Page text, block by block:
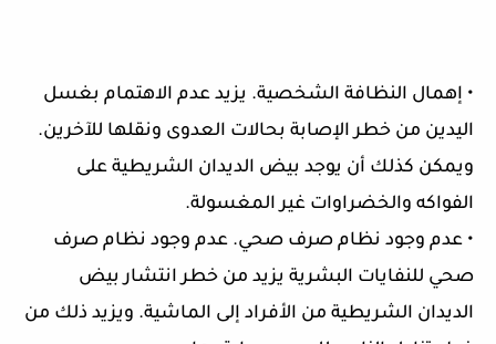
• إهمال النظافة الشخصية. يزيد عدم الاهتمام بغسل
اليدين من خطر الإصابة بحالات العدوى ونقلها للآخرين.
ويمكن كذلك أن يوجد بيض الديدان الشريطية على
الفواكه والخضراوات غير المغسولة.
• عدم وجود نظام صرف صحي. عدم وجود نظام صرف
صحي للنفايات البشرية يزيد من خطر انتشار بيض
الديدان الشريطية من الأفراد إلى الماشية. ويزيد ذلك من